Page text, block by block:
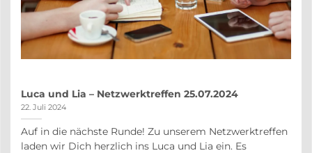
Luca und Lia – Netzwerktreffen 25.07.2024
22. Juli 2024
Auf in die nächste Runde! Zu unserem Netzwerktreffen
laden wir Dich herzlich ins Luca und Lia ein. Es